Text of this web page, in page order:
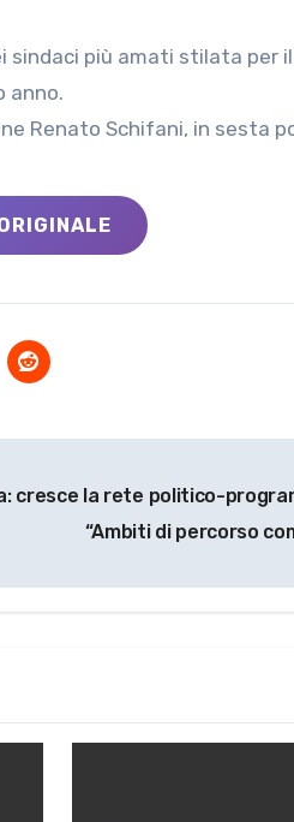
anno.
Renato Schifani, in sesta
cresce la rete politico-
“Ambiti di percorso